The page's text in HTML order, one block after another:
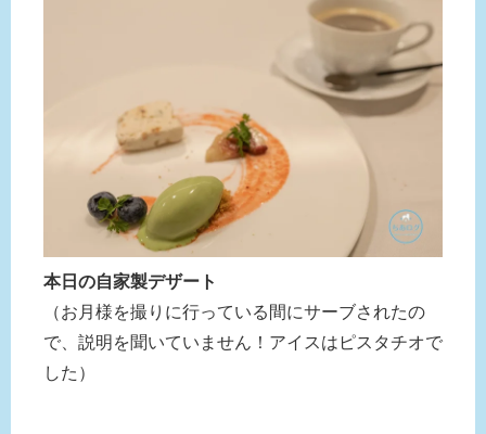
本日の自家製デザート
（お月様を撮りに行っている間にサーブされたの
で、説明を聞いていません！アイスはピスタチオで
した）